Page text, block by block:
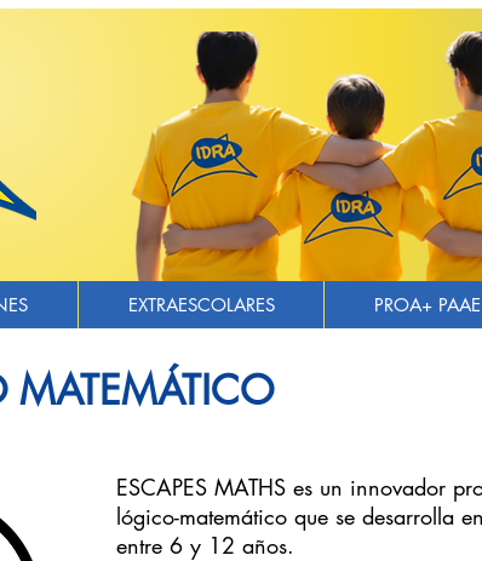
EXTRAESCOLARES PROA+
MATEMÁTICO
ESCAPES MATHS es un innovador
lógico-matemático que se desarrolla
entre 6 y 12 años.